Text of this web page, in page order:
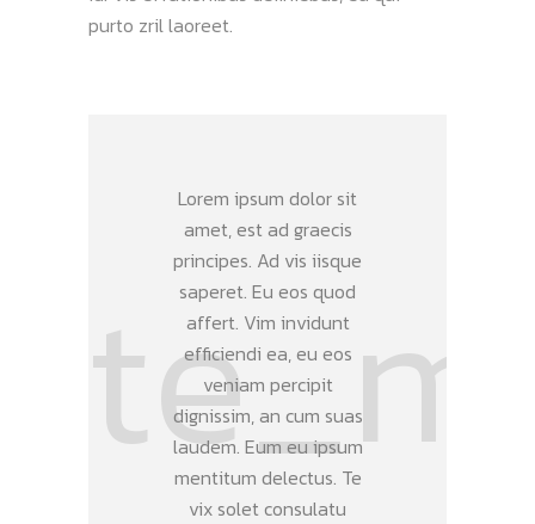
purto zril laoreet.
Lorem ipsum dolor sit
amet, est ad graecis
principes. Ad vis iisque
saperet. Eu eos quod
affert. Vim invidunt
efficiendi ea, eu eos
veniam percipit
dignissim, an cum suas
laudem. Eum eu ipsum
mentitum delectus. Te
vix solet consulatu